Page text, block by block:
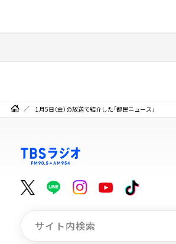
1月5日（金）の放送で紹介した「都民ニュース」